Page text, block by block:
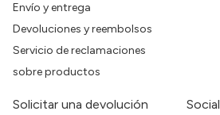
Envío y entrega
Devoluciones y reembolsos
Servicio de reclamaciones
sobre productos
Solicitar una devolución Social